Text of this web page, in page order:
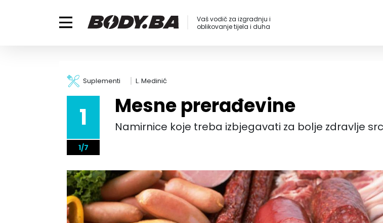
Vaš vodič za izgradnju i
oblikovanje tijela i duha
Suplementi L. Medinić
1
1/7
Mesne prerađevine
Namirnice koje treba izbjegavati za bolje zdravlje